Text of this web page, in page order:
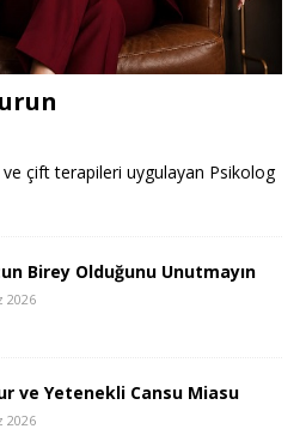
çift terapileri uygulayan Psikolog
Birey Olduğunu Unutmayın
2026
ve Yetenekli Cansu Miasu
2026